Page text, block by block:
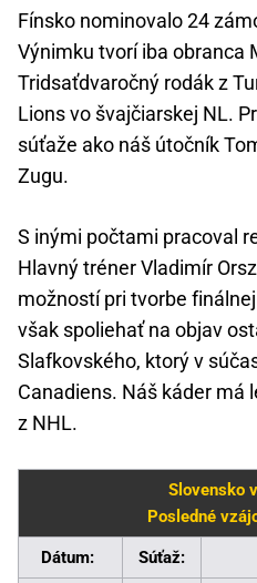
Fínsko nominovalo 24
Výnimku tvorí iba obranca
Tridsaťdvaročný rodák z
Lions vo švajčiarskej NL.
súťaže ako náš útočník
Zugu.
S inými počtami pracoval
Hlavný tréner Vladimír
možností pri tvorbe
však spoliehať na objav
Slafkovského, ktorý v
Canadiens. Náš káder má
z NHL.
Slovensko
Posledné
Dátum: Súťaž: